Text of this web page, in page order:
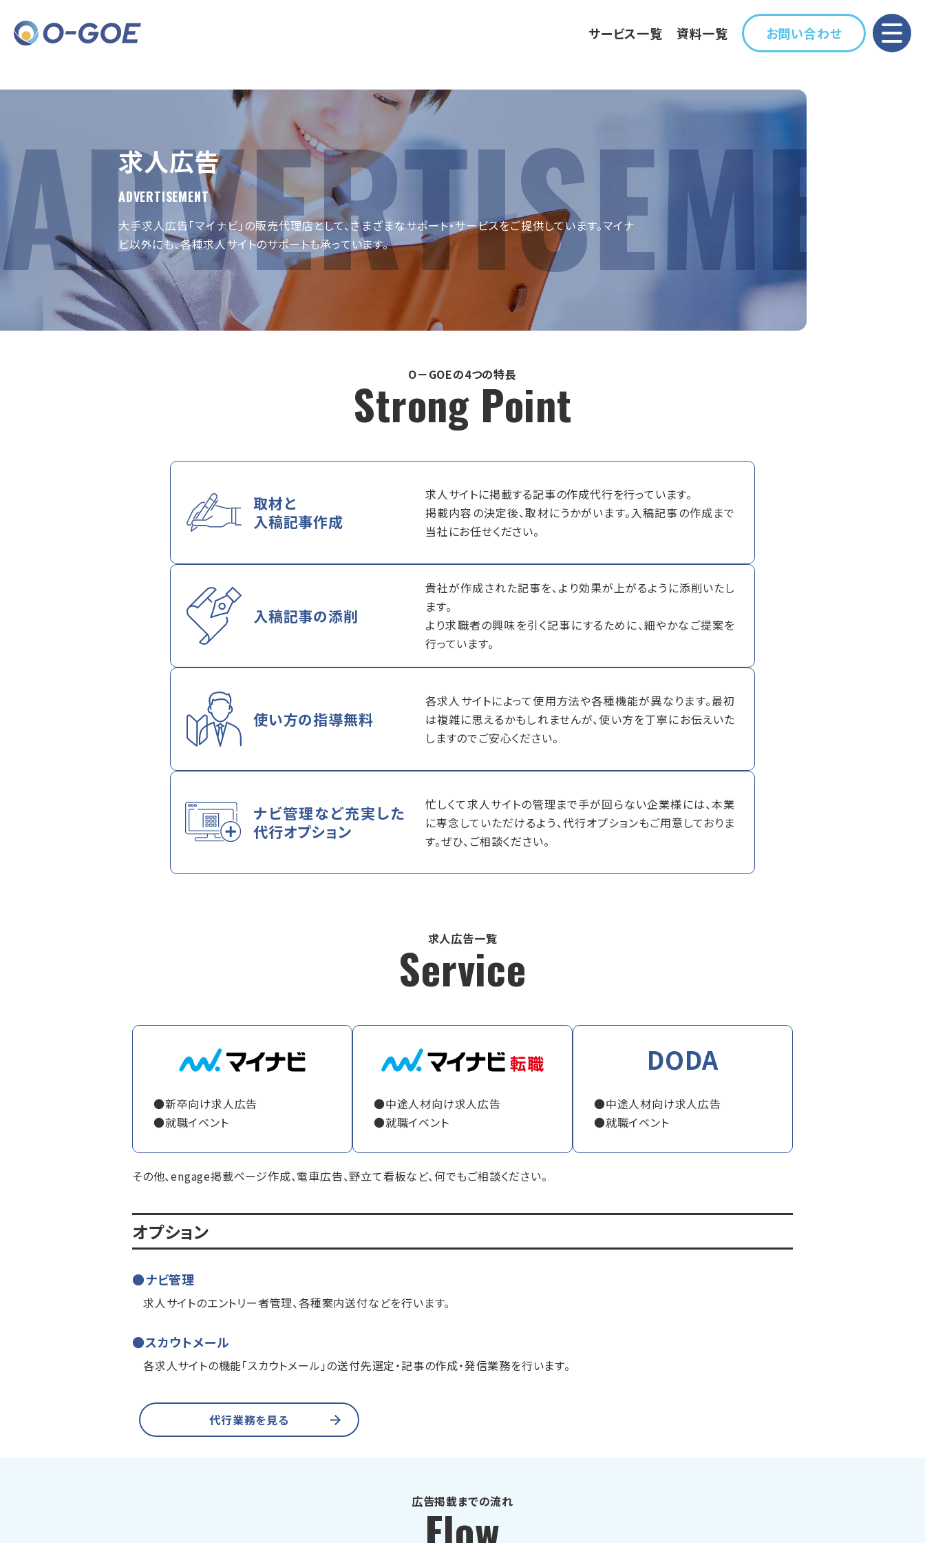
サービス一覧 資料一覧 お問い合わせ
求人広告
ADVERTISEMENT
大手求人広告「マイナビ」の販売代理店として、さまざまなサポート・サービスをご提供しています。マイナ
ビ以外にも、各種求人サイトのサポートも承っています。
O－GOEの4つの特長
Strong Point
取材と
入稿記事作成
求人サイトに掲載する記事の作成代行を行っています。
掲載内容の決定後、取材にうかがいます。入稿記事の作成まで
当社にお任せください。
入稿記事の添削
貴社が作成された記事を、より効果が上がるように添削いたし
ます。
より求職者の興味を引く記事にするために、細やかなご提案を
行っています。
使い方の指導無料
各求人サイトによって使用方法や各種機能が異なります。最初
は複雑に思えるかもしれませんが、使い方を丁寧にお伝えいた
しますのでご安心ください。
ナビ管理など充実した
代行オプション
忙しくて求人サイトの管理まで手が回らない企業様には、本業
に専念していただけるよう、代行オプションもご用意しておりま
す。ぜひ、ご相談ください。
求人広告一覧
Service
●新卒向け求人広告
●就職イベント
●中途人材向け求人広告
●就職イベント
●中途人材向け求人広告
●就職イベント
その他、engage掲載ページ作成、電車広告、野立て看板など、何でもご相談ください。
オプション
ナビ管理
求人サイトのエントリー者管理、各種案内送付などを行います。
スカウトメール
各求人サイトの機能「スカウトメール」の送付先選定・記事の作成・発信業務を行います。
代行業務を見る
広告掲載までの流れ
Flow